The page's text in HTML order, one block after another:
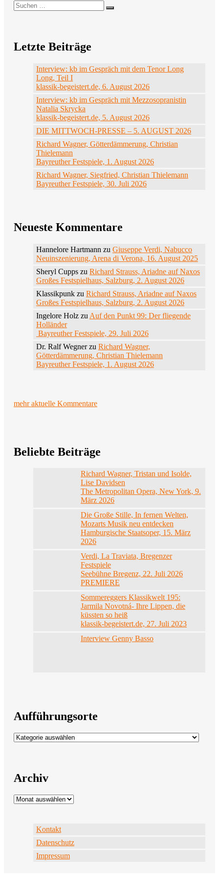
Suchen
nach:
Suchen
Letzte Beiträge
Interview: kb im Gespräch mit dem Tenor Long
Long, Teil I
klassik-begeistert.de, 6. August 2026
Interview: kb im Gespräch mit Mezzosopranistin
Natalia Skrycka
klassik-begeistert.de, 5. August 2026
DIE MITTWOCH-PRESSE – 5. AUGUST 2026
Richard Wagner, Götterdämmerung, Christian
Thielemann
Bayreuther Festspiele, 1. August 2026
Richard Wagner, Siegfried, Christian Thielemann
Bayreuther Festspiele, 30. Juli 2026
Neueste Kommentare
Hannelore Hartmann zu Giuseppe Verdi, Nabucco
Neuinszenierung, Arena di Verona, 16. August 2025
Sheryl Cupps zu Richard Strauss, Ariadne auf Naxos
Großes Festspielhaus, Salzburg, 2. August 2026
Klassikpunk zu Richard Strauss, Ariadne auf Naxos
Großes Festspielhaus, Salzburg, 2. August 2026
Ingelore Holz zu Auf den Punkt 99: Der fliegende
Holländer
Bayreuther Festspiele, 29. Juli 2026
Dr. Ralf Wegnerzu Richard Wagner,
Götterdämmerung, Christian Thielemann
Bayreuther Festspiele, 1. August 2026
mehr aktuelle Kommentare
Beliebte Beiträge
Richard Wagner, Tristan und Isolde,
Lise Davidsen
The Metropolitan Opera, New York, 9.
März 2026
Die Große Stille, In fernen Welten,
Mozarts Musik neu entdecken
Hamburgische Staatsoper, 15. März
2026
Verdi, La Traviata, Bregenzer
Festspiele
Seebühne Bregenz, 22. Juli 2026
PREMIERE
Sommereggers Klassikwelt 195:
Jarmila Novotná- Ihre Lippen, die
küssten so heiß
klassik-begeistert.de, 27. Juli 2023
Interview Genny Basso
Aufführungsorte
Aufführungsorte
Archiv
Archiv
Kontakt
Datenschutz
Impressum